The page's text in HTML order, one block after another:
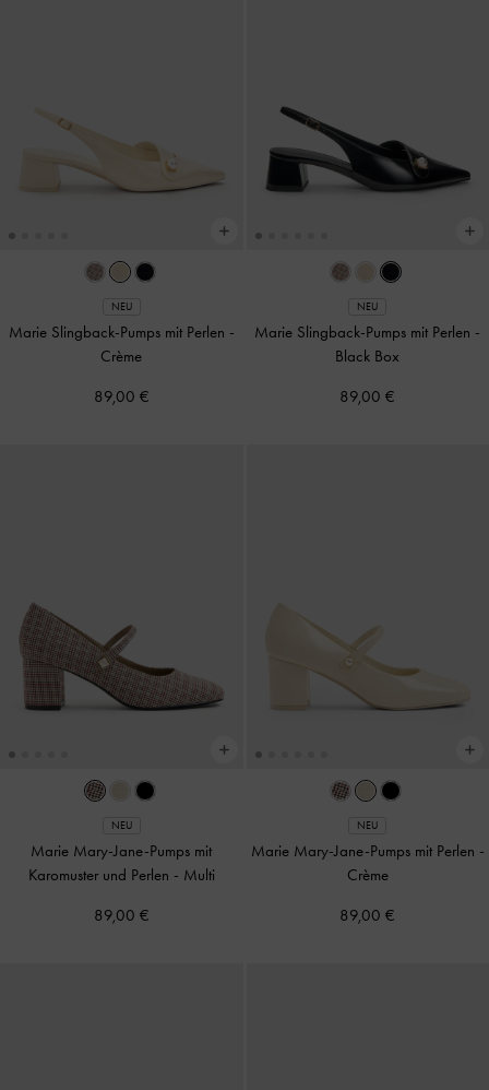
NEU
Marie Slingback-Pumps mit Perlen -
Crème
89,00 €
NEU
Marie Slingback-Pumps mit Perlen -
Black Box
89,00 €
NEU
Marie Mary-Jane-Pumps mit
Karomuster und Perlen - Multi
89,00 €
NEU
Marie Mary-Jane-Pumps mit Perlen -
Crème
89,00 €